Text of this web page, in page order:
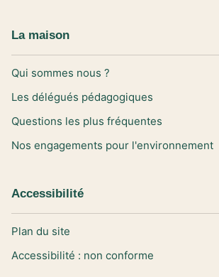
La maison
Qui sommes nous ?
Les délégués pédagogiques
Questions les plus fréquentes
Nos engagements pour l'environnement
Accessibilité
Plan du site
Accessibilité : non conforme